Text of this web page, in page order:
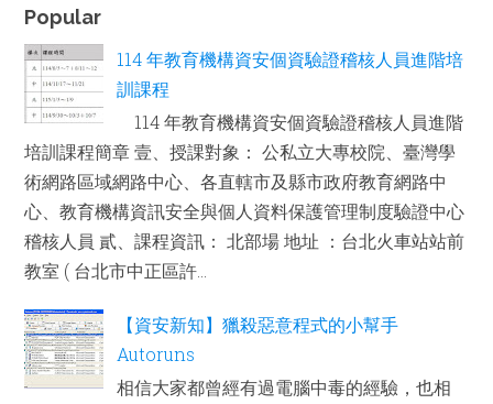
Popular
114 年教育機構資安個資驗證稽核人員進階培
訓課程
114 年教育機構資安個資驗證稽核人員進階
培訓課程簡章 壹、授課對象： 公私立大專校院、臺灣學
術網路區域網路中心、各直轄市及縣市政府教育網路中
心、教育機構資訊安全與個人資料保護管理制度驗證中心
稽核人員 貳、課程資訊： 北部場 地址 ：台北火車站站前
教室 ( 台北市中正區許...
【資安新知】獵殺惡意程式的小幫手
Autoruns
相信大家都曾經有過電腦中毒的經驗，也相